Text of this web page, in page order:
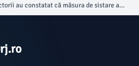
au constatat că măsura de sistare a